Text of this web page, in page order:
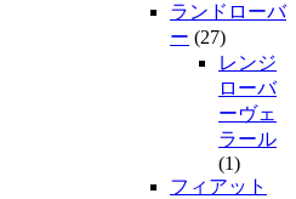
ランドローバ
ー (27)
レンジ
ローバ
ーヴェ
ラール
(1)
フィアット